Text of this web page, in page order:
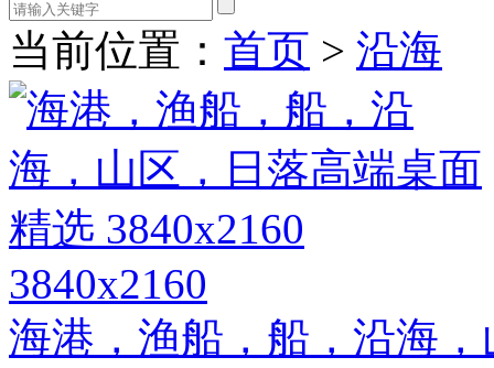
当前位置： 首页 > 沿海
3840x2160
海港，渔船，船，沿海